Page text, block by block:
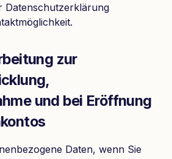
Datenschutzerklärung
zur
und bei Eröffnung
Daten, wenn Sie